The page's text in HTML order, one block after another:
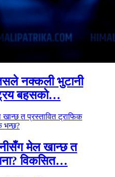
नक्कली भुटानी
बहसको…
मेल खान्छ त
विकसित…